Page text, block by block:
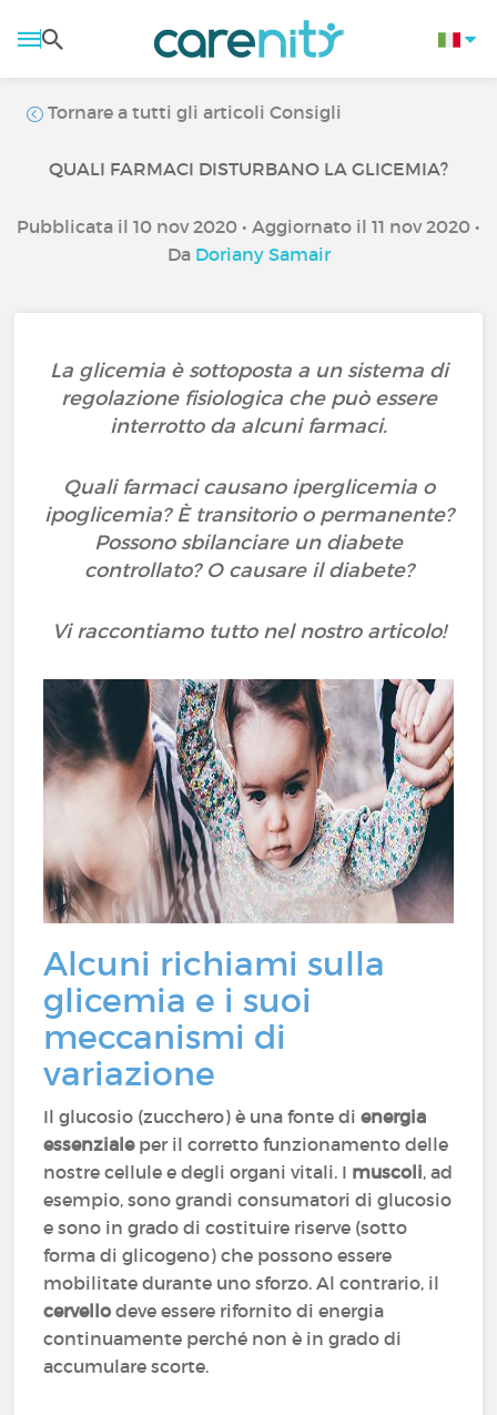
Tornare a tutti gli articoli Consigli
QUALI FARMACI DISTURBANO LA GLICEMIA?
Pubblicata il 10 nov 2020 • Aggiornato il 11 nov 2020 •
Da Doriany Samair
La glicemia è sottoposta a un sistema di
regolazione fisiologica che può essere
interrotto da alcuni farmaci.
Quali farmaci causano iperglicemia o
ipoglicemia? È transitorio o permanente?
Possono sbilanciare un diabete
controllato? O causare il diabete?
Vi raccontiamo tutto nel nostro articolo!
Alcuni richiami sulla
glicemia e i suoi
meccanismi di
variazione
Il glucosio (zucchero) è una fonte dienergia
essenzialeper il corretto funzionamento delle
nostre cellule e degli organi vitali. I muscoli, ad
esempio, sono grandi consumatori di glucosio
e sono in grado di costituire riserve (sotto
forma di glicogeno) che possono essere
mobilitate durante uno sforzo. Al contrario, il
cervello deve essere rifornito di energia
continuamente perché non è in grado di
accumulare scorte.